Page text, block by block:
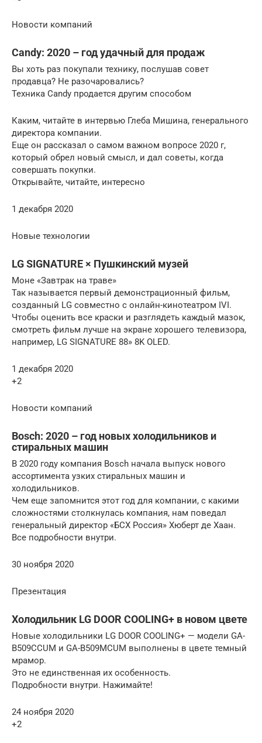
Новости компаний
Candy: 2020 – год удачный для продаж
Вы хоть раз покупали технику, послушав совет
продавца? Не разочаровались?
Техника Candy продается другим способом
Каким, читайте в интервью Глеба Мишина, генерального
директора компании.
Еще он рассказал о самом важном вопросе 2020 г,
который обрел новый смысл, и дал советы, когда
совершать покупки.
Открывайте, читайте, интересно
1 декабря 2020
Новые технологии
LG SIGNATURE × Пушкинский музей
Моне «Завтрак на траве»
Так называется первый демонстрационный фильм,
созданный LG совместно с онлайн-кинотеатром IVI.
Чтобы оценить все краски и разглядеть каждый мазок,
смотреть фильм лучше на экране хорошего телевизора,
например, LG SIGNATURE 88» 8K OLED.
1 декабря 2020
+2
Новости компаний
Bosch: 2020 – год новых холодильников и
стиральных машин
В 2020 году компания Bosch начала выпуск нового
ассортимента узких стиральных машин и
холодильников.
Чем еще запомнится этот год для компании, с какими
сложностями столкнулась компания, нам поведал
генеральный директор «БСХ Россия» Хюберт де Хаан.
Все подробности внутри.
30 ноября 2020
Презентация
Холодильник LG DOOR COOLING+ в новом цвете
Новые холодильники LG DOOR COOLING+ — модели GA-
B509CCUM и GA-B509MCUM выполнены в цвете темный
мрамор.
Это не единственная их особенность.
Подробности внутри. Нажимайте!
24 ноября 2020
+2